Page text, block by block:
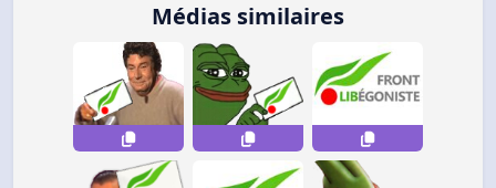
Médias similaires